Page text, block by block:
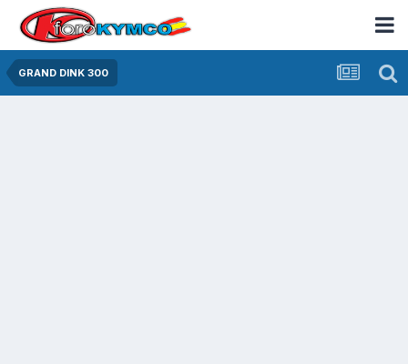
GRAND DINK 300